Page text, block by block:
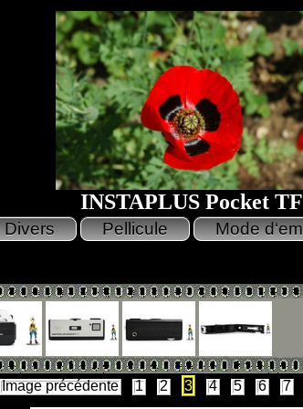
INSTAPLUS Pocket TF
Image précédente 1 2 3 4 5 6 7